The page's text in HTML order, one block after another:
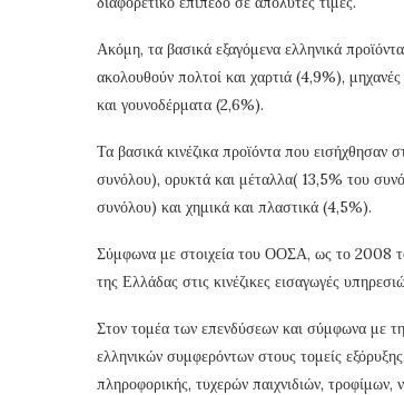
Ακόμη, τα βασικά εξαγόμενα ελληνικά
ακολουθούν πολτοί και χαρτιά (4,9%),
και γουνοδέρματα (2,6%).
Τα βασικά κινέζικα προϊόντα που
συνόλου), ορυκτά και μέταλλα( 13,5% του
συνόλου) και χημικά και πλαστικά (4,5%).
Σύμφωνα με στοιχεία του ΟΟΣΑ, ως το 2008 το
της Ελλάδας στις κινέζικες εισαγωγές
Στον τομέα των επενδύσεων και σύμφωνα με
ελληνικών συμφερόντων στους τομείς
πληροφορικής, τυχερών παιχνιδιών, τροφίμων,